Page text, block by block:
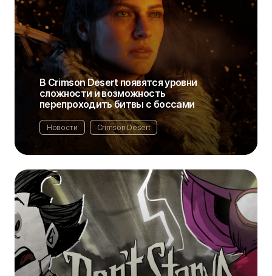
В Crimson Desert появятся уровни
сложности и возможность
перепроходить битвы с боссами
Новости Crimson Desert